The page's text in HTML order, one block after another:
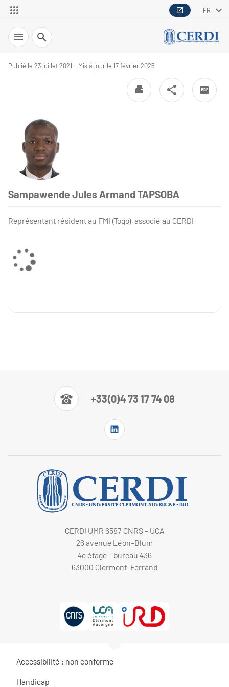
FR
Recherche
Publié le 23 juillet 2021 - Mis à jour le 17 février 2025
Sampawende Jules Armand TAPSOBA
Représentant résident au FMI (Togo), associé au CERDI
+33(0)4 73 17 74 08
CERDI UMR 6587 CNRS - UCA
26 avenue Léon-Blum
4e étage - bureau 436
63000 Clermont-Ferrand
Accessibilité : non conforme
Handicap